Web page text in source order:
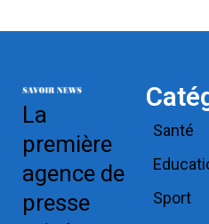
La
première
agence de
presse
Santé
Sport